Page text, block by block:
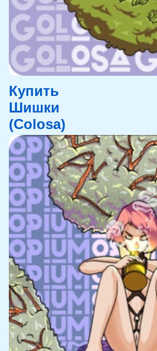
Купить
Шишки
(Colosa)